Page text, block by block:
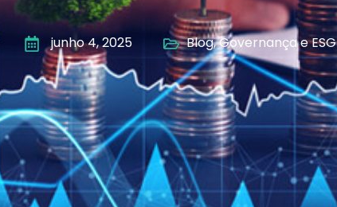
junho 4, 2025 Blog,Governança e ESG